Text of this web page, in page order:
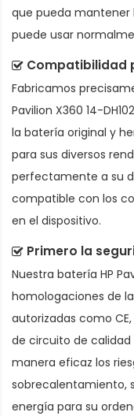
que pueda mantener
puede usar
Compatibilidad
Fabricamos
Pavilion X360 14-
la batería original y
para sus diversos
perfectamente a su
compatible con los
en el dispositivo.
Primero la
Nuestra batería HP
homologaciones de
autorizadas como CE,
de circuito de
manera eficaz los
sobrecalentamiento,
energía para su